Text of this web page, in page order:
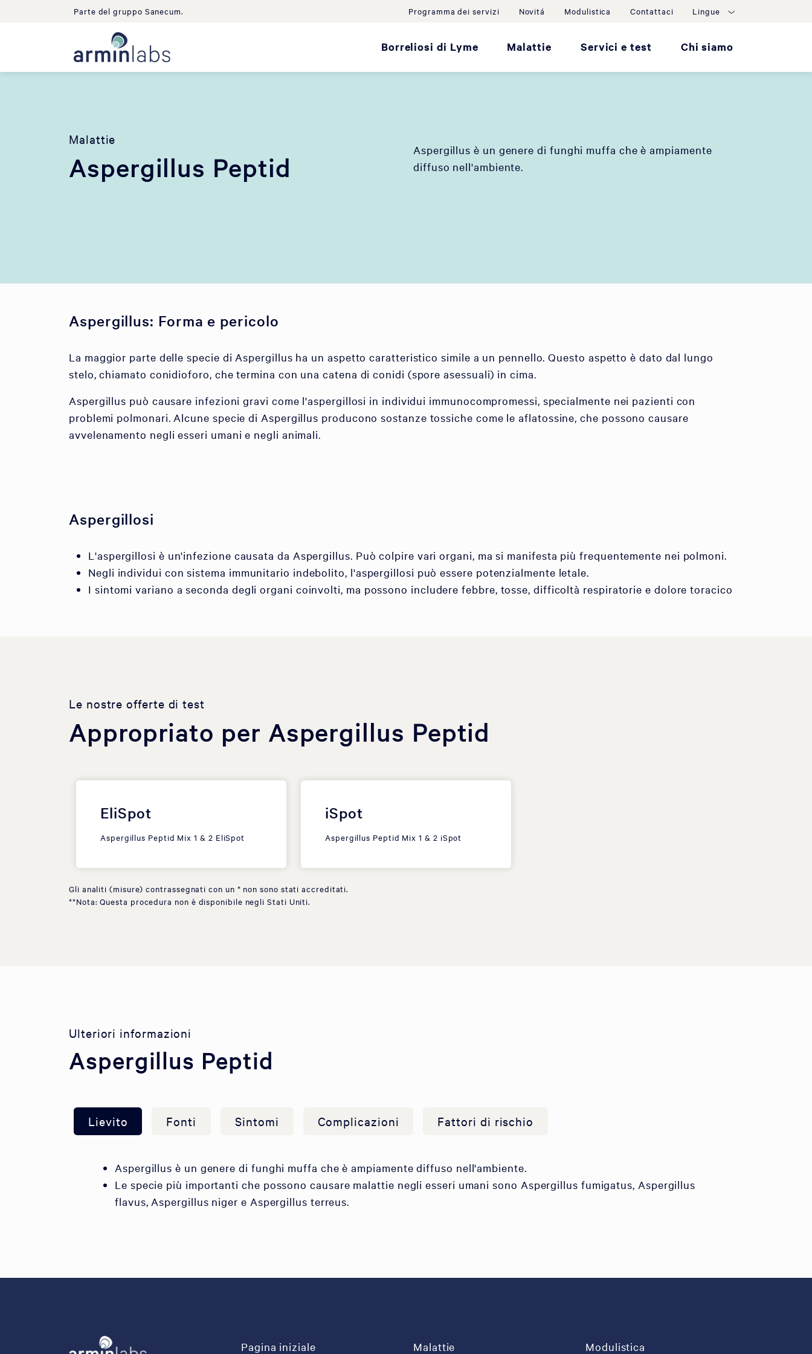
Parte del gruppo Sanecum. Programma dei servizi Novitá Modulistica Contattaci Lingue
Borreliosi di Lyme Malattie Servici e test Chi siamo
Malattie
Aspergillus Peptid
Aspergillus è un genere di funghi muffa che è ampiamente
diffuso nell'ambiente.
Aspergillus: Forma e pericolo
La maggior parte delle specie di Aspergillus ha un aspetto caratteristico simile a un pennello. Questo aspetto è dato dal lungo
stelo, chiamato conidioforo, che termina con una catena di conidi (spore asessuali) in cima.
Aspergillus può causare infezioni gravi come l'aspergillosi in individui immunocompromessi, specialmente nei pazienti con
problemi polmonari. Alcune specie di Aspergillus producono sostanze tossiche come le aflatossine, che possono causare
avvelenamento negli esseri umani e negli animali.
Aspergillosi
L'aspergillosi è un'infezione causata da Aspergillus. Può colpire vari organi, ma si manifesta più frequentemente nei polmoni.
Negli individui con sistema immunitario indebolito, l'aspergillosi può essere potenzialmente letale.
I sintomi variano a seconda degli organi coinvolti, ma possono includere febbre, tosse, difficoltà respiratorie e dolore toracico
Le nostre offerte di test
Appropriato per Aspergillus Peptid
EliSpot
Aspergillus Peptid Mix 1 & 2 EliSpot
iSpot
Aspergillus Peptid Mix 1 & 2 iSpot
Gli analiti (misure) contrassegnati con un * non sono stati accreditati.
**Nota: Questa procedura non è disponibile negli Stati Uniti.
Ulteriori informazioni
Aspergillus Peptid
Lievito Fonti Sintomi Complicazioni Fattori di rischio
Aspergillus è un genere di funghi muffa che è ampiamente diffuso nell'ambiente.
Le specie più importanti che possono causare malattie negli esseri umani sono Aspergillus fumigatus, Aspergillus
flavus, Aspergillus niger e Aspergillus terreus.
Pagina iniziale Malattie Modulistica